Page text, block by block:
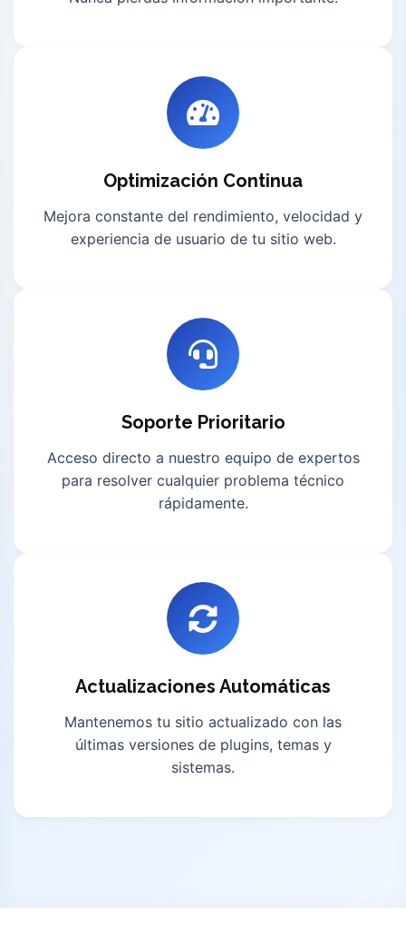
Optimización Continua
Mejora constante del rendimiento, velocidad y
experiencia de usuario de tu sitio web.
Soporte Prioritario
Acceso directo a nuestro equipo de expertos
para resolver cualquier problema técnico
rápidamente.
Actualizaciones Automáticas
Mantenemos tu sitio actualizado con las
últimas versiones de plugins, temas y
sistemas.